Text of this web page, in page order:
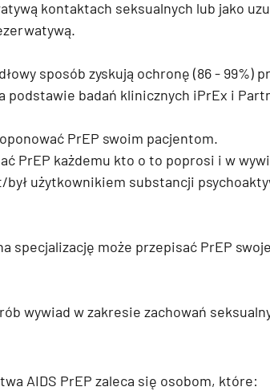
kontaktach seksualnych lub jako
sposób zyskują ochronę (86 - 99%)
podstawie badań klinicznych iPrEx i
PrEP swoim pacjentom.
PrEP każdemu kto o to poprosi i w
użytkownikiem substancji
specjalizację może przepisać PrEP
wywiad w zakresie zachowań
AIDS PrEP zaleca się osobom, które: